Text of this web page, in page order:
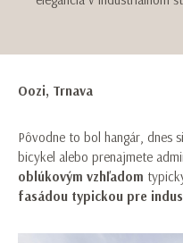
Oozi, Trnava
Pôvodne to bol hangár, dnes
bicykel alebo prenajmete
oblúkovým vzhľadom
fasádou typickou pre